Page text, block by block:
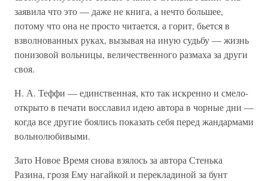
заявила что это — даже не книга, а нечто большее,
потому что она не просто читается, а горит, бьется в
взволнованных руках, вызывая на иную судьбу — жизнь
понизовой вольницы, величественного размаха за други
своя.
Н. А. Теффи — единственная, кто так искренно и смело-
открыто в печати восславил идею автора в чорные дни —
когда все другие боялись показать себя перед жандармами
вольнолюбивыми.
Зато Новое Время снова взялось за автора Стенька
Разина, грозя Ему нагайкой и перекладиной за бунт